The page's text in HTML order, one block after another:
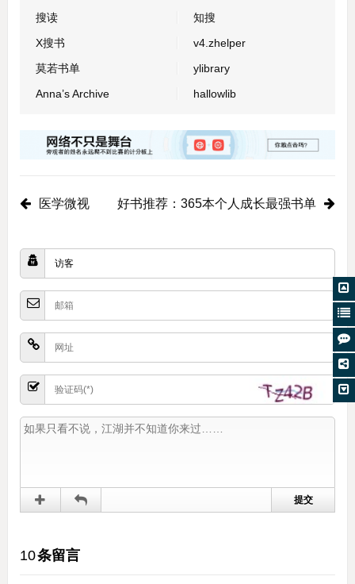
搜读
知搜
X搜书
v4.zhelper
莫若书单
ylibrary
Anna’s Archive
hallowlib
医学微视 好书推荐：365本个人成长最强书单
10条留言